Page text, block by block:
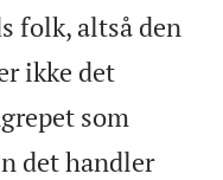
folk, altså den
ikke det
som
det handler